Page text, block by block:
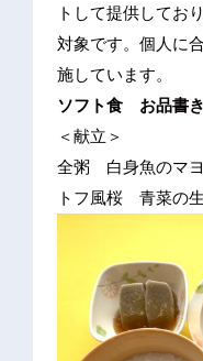
トして提供してお
対象です。個人に
施しています。
ソフト食 お品書き
＜献立＞
全粥 白身魚のマ
トフ風桜 青菜の